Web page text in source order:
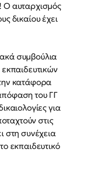
Ο αυταρχισμός
δικαίου έχει
συμβούλια
κατάφορα
του ΓΓ
για
στις
στη συνέχεια
εκπαιδευτικό